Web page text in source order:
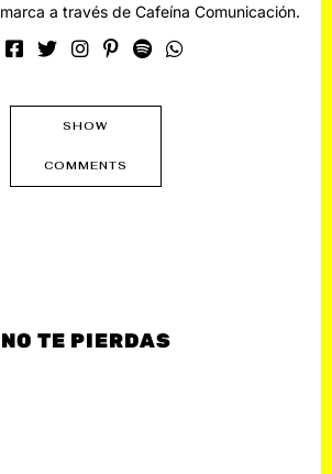
marca a través de Cafeína Comunicación.
SHOW
COMMENTS
NO TE PIERDAS